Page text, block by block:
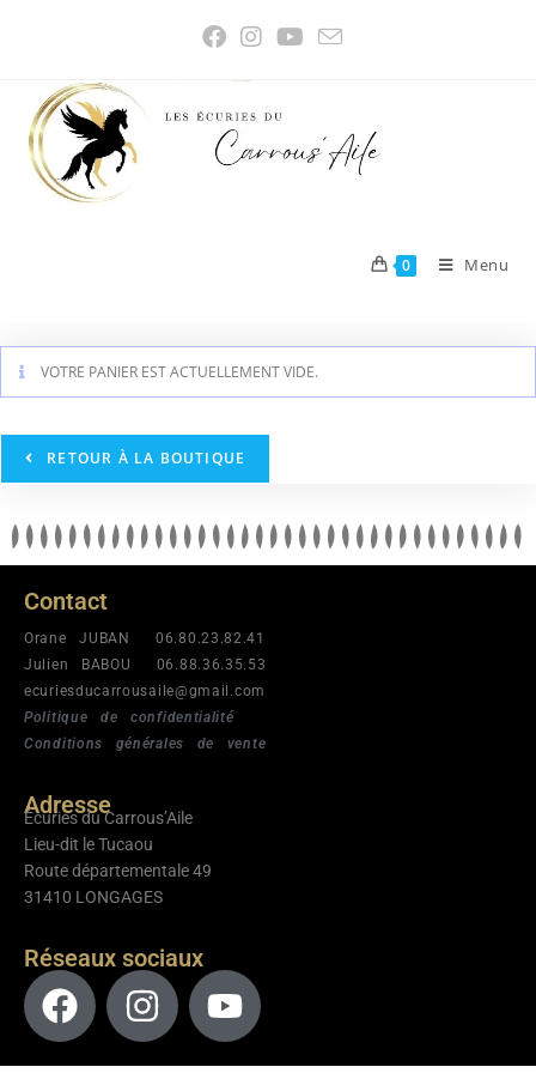
0 Menu
VOTRE PANIER EST ACTUELLEMENT VIDE.
RETOUR À LA BOUTIQUE
Contact
Orane JUBAN 06.80.23.82.41
Julien BABOU 06.88.36.35.53
ecuriesducarrousaile@gmail.com
Politique de confidentialité
Conditions générales de vente
Adresse
Écuries du Carrous’Aile
Lieu-dit le Tucaou
Route départementale 49
31410 LONGAGES
Réseaux sociaux